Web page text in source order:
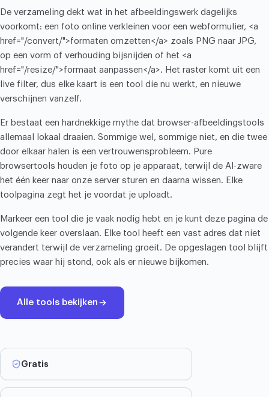
De verzameling dekt wat in het afbeeldingswerk dagelijks
voorkomt: een foto online verkleinen voor een webformulier, <a
href="/convert/">formaten omzetten</a> zoals PNG naar JPG,
op een vorm of verhouding bijsnijden of het <a
href="/resize/">formaat aanpassen</a>. Het raster komt uit een
live filter, dus elke kaart is een tool die nu werkt, en nieuwe
verschijnen vanzelf.
Er bestaat een hardnekkige mythe dat browser-afbeeldingstools
allemaal lokaal draaien. Sommige wel, sommige niet, en die twee
door elkaar halen is een vertrouwensprobleem. Pure
browsertools houden je foto op je apparaat, terwijl de AI-zware
het één keer naar onze server sturen en daarna wissen. Elke
toolpagina zegt het je voordat je uploadt.
Markeer een tool die je vaak nodig hebt en je kunt deze pagina de
volgende keer overslaan. Elke tool heeft een vast adres dat niet
verandert terwijl de verzameling groeit. De opgeslagen tool blijft
precies waar hij stond, ook als er nieuwe bijkomen.
Alle tools bekijken
Gratis